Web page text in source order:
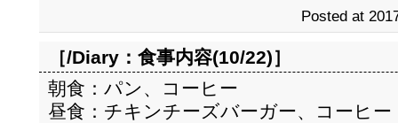
Posted at
［/Diary： 食事内容(10/22)］
朝食：パン、コーヒー
昼食：チキンチーズバーガー、コーヒー